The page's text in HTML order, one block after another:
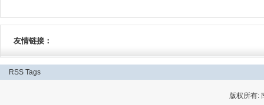
友情链接：
RSS Tags
版权所有: